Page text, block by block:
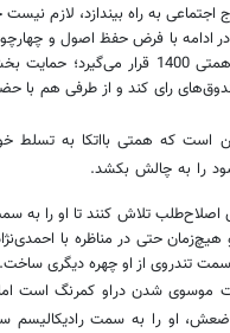
اجتماعی به راه بیندازد، لازم
ادامه با فرض حفظ اصول و
او اگر همین مسیر را ادامه دهد، در موقعیت
رای کند و از طرفی هم با حضور
است که همتی بااتکا به تسلط
را به چالش بکشد.
اصلاح‌طلب تلاش کنند تا او را به
را تجربه کرد. او هیچ‌زمان حتی در مناظره
تندروی از او چهره دیگری ساخت.
موسوی شدن دراو کمرنگ است
او را به سمت